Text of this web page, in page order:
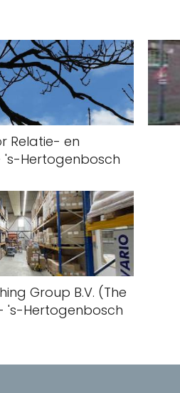
Relatie- en
Hertogenbosch
Group B.V. (The
's-Hertogenbosch